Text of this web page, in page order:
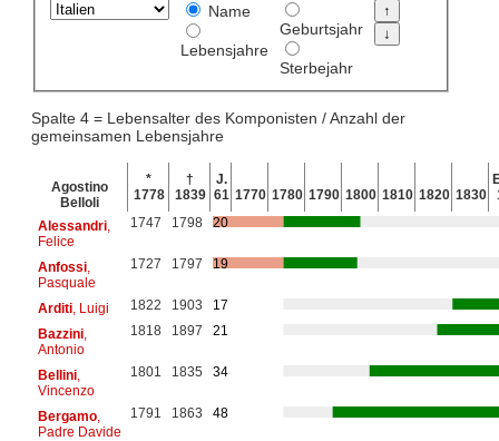
Name
Lebensjahre
Geburtsjahr
Sterbejahr
Spalte 4 = Lebensalter des Komponisten / Anzahl der
gemeinsamen Lebensjahre
Agostino
Belloli
*
1778
†
1839
J.
61 1770 1780 1790 1800 1810 1820 1830
Alessandri,
Felice
1747 1798 20
Anfossi,
Pasquale
1727 1797 19
Arditi, Luigi 1822 1903
17
Bazzini,
Antonio
1818 1897 21
Bellini,
Vincenzo
1801 1835 34
Bergamo,
Padre Davide
1791 1863 48